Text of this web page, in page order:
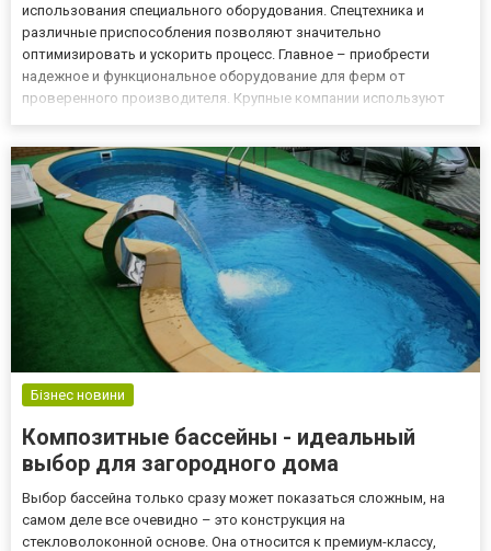
использования специального оборудования. Спецтехника и
различные приспособления позволяют значительно
оптимизировать и ускорить процесс. Главное – приобрести
надежное и функциональное оборудование для ферм от
проверенного производителя. Крупные компании используют
компания заслуживает доверия? В...
Бізнес новини
Композитные бассейны - идеальный
выбор для загородного дома
Выбор бассейна только сразу может показаться сложным, на
самом деле все очевидно – это конструкция на
стекловолоконной основе. Она относится к премиум-классу,